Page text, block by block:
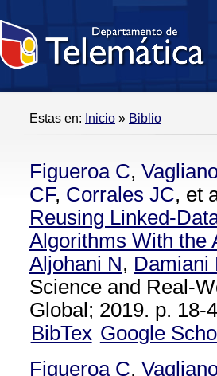
Estas en: Inicio » Biblio
Figueroa C,
CF, Corrales JC, et
Reusing Linked-
Algorithms With the
Aljohani N, Damiani
Science and Real-
Global; 2019. p. 18-
BibTex Google
Figueroa C,